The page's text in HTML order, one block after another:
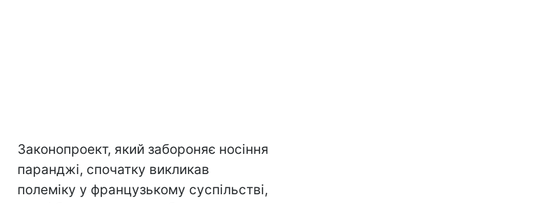
Законопроект, який забороняє носіння
паранджі, спочатку викликав
полеміку у французькому суспільстві,